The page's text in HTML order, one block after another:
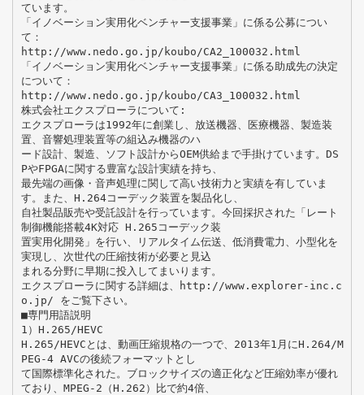
ています。
「イノベーション実用化ベンチャー支援事業」に係る公募につい
て：
http://www.nedo.go.jp/koubo/CA2_100032.html
「イノベーション実用化ベンチャー支援事業」に係る助成先の決定
について：
http://www.nedo.go.jp/koubo/CA3_100032.html
株式会社エクスプローラについて:
エクスプローラは1992年に創業し、放送機器、医療機器、製造装
置、音響処理装置等の組込み機器のハ
ード設計、製造、ソフト設計からOEM供給まで手掛けています。DS
PやFPGAに関する豊富な設計実績を持ち、
最先端の画像・音声処理に関して高い技術力と実績を有していま
す。また、H.264コーデック装置を製品化し、
自社製品販売や受託設計を行っています。今回採択された「レート
制御機能搭載4K対応 H.265コーデック装
置実用化開発」を行い、リアルタイム伝送、低消費電力、小型化を
実現し、次世代の圧縮技術が必要と見込
まれる分野に早期に投入してまいります。
エクスプローラに関する詳細は、http://www.explorer-inc.c
o.jp/ をご覧下さい。
■専門用語説明
1）H.265/HEVC
H.265/HEVCとは、動画圧縮規格の一つで、2013年1月にH.264/M
PEG-4 AVCの後続フォーマットとし
て国際標準化された。ブロックサイズの適正化など圧縮効率が優れ
ており、MPEG-2（H.262）比で約4倍、